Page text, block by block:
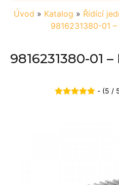
Úvod » Katalog » Řídící
9816231380-01
9816231380-01
- (5 /